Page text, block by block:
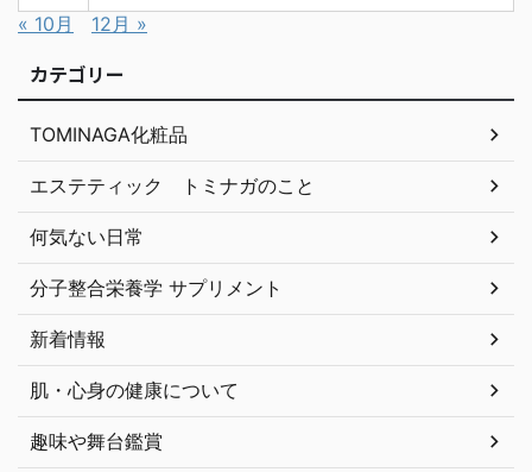
« 10月
12月 »
カテゴリー
TOMINAGA化粧品
エステティック トミナガのこと
何気ない日常
分子整合栄養学 サプリメント
新着情報
肌・心身の健康について
趣味や舞台鑑賞